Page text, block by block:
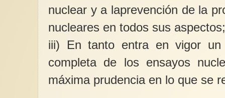
nuclear y a laprevención de la
nucleares en todos sus aspectos;
iii) En tanto entra en vigor un
completa de los ensayos
máxima prudencia en lo que se